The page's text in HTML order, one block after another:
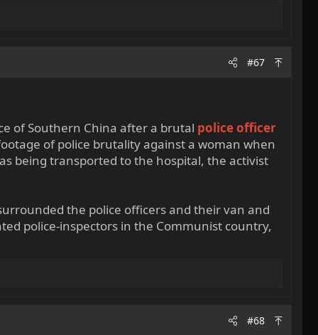
#67
of Southern China after a brutal police officer
of police brutality against a woman when
being transported to the hospital, the activist
the police officers and their van and
police-inspectors in the Communist country,
#68